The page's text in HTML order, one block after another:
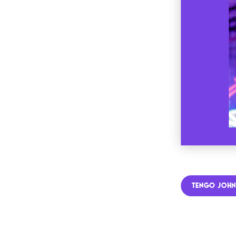
TENGO JOHN